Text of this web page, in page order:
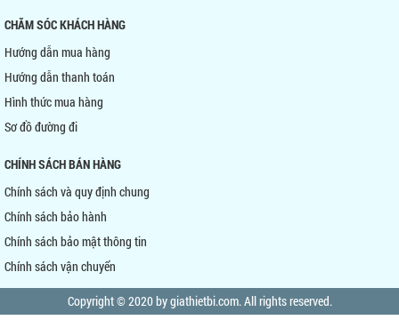
CHĂM SÓC KHÁCH HÀNG
Hướng dẫn mua hàng
Hướng dẫn thanh toán
Hình thức mua hàng
Sơ đồ đường đi
CHÍNH SÁCH BÁN HÀNG
Chính sách và quy định chung
Chính sách bảo hành
Chính sách bảo mật thông tin
Chính sách vận chuyển
Copyright © 2020 by giathietbi.com. All rights reserved.